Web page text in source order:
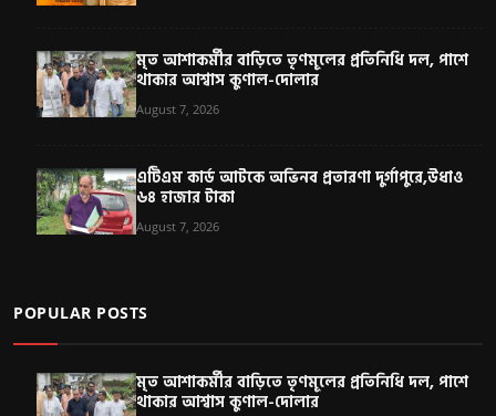
মৃত আশাকর্মীর বাড়িতে তৃণমূলের প্রতিনিধি দল, পাশে
থাকার আশ্বাস কুণাল-দোলার
August 7, 2026
এটিএম কার্ড আটকে অভিনব প্রতারণা দুর্গাপুরে,উধাও
৬৪ হাজার টাকা
August 7, 2026
POPULAR POSTS
মৃত আশাকর্মীর বাড়িতে তৃণমূলের প্রতিনিধি দল, পাশে
থাকার আশ্বাস কুণাল-দোলার